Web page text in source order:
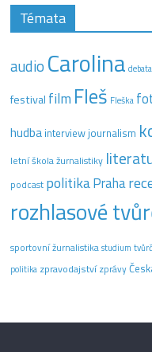
Témata
audio Carolina debata
festival film Fleš Fleška
hudba interview journalism
letní škola žurnalistiky
podcast politikaPraha
rozhlasové
sportovní žurnalistika studium
politika zpravodajstvízprávy